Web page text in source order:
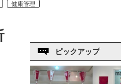
健康管理
ピックアップ